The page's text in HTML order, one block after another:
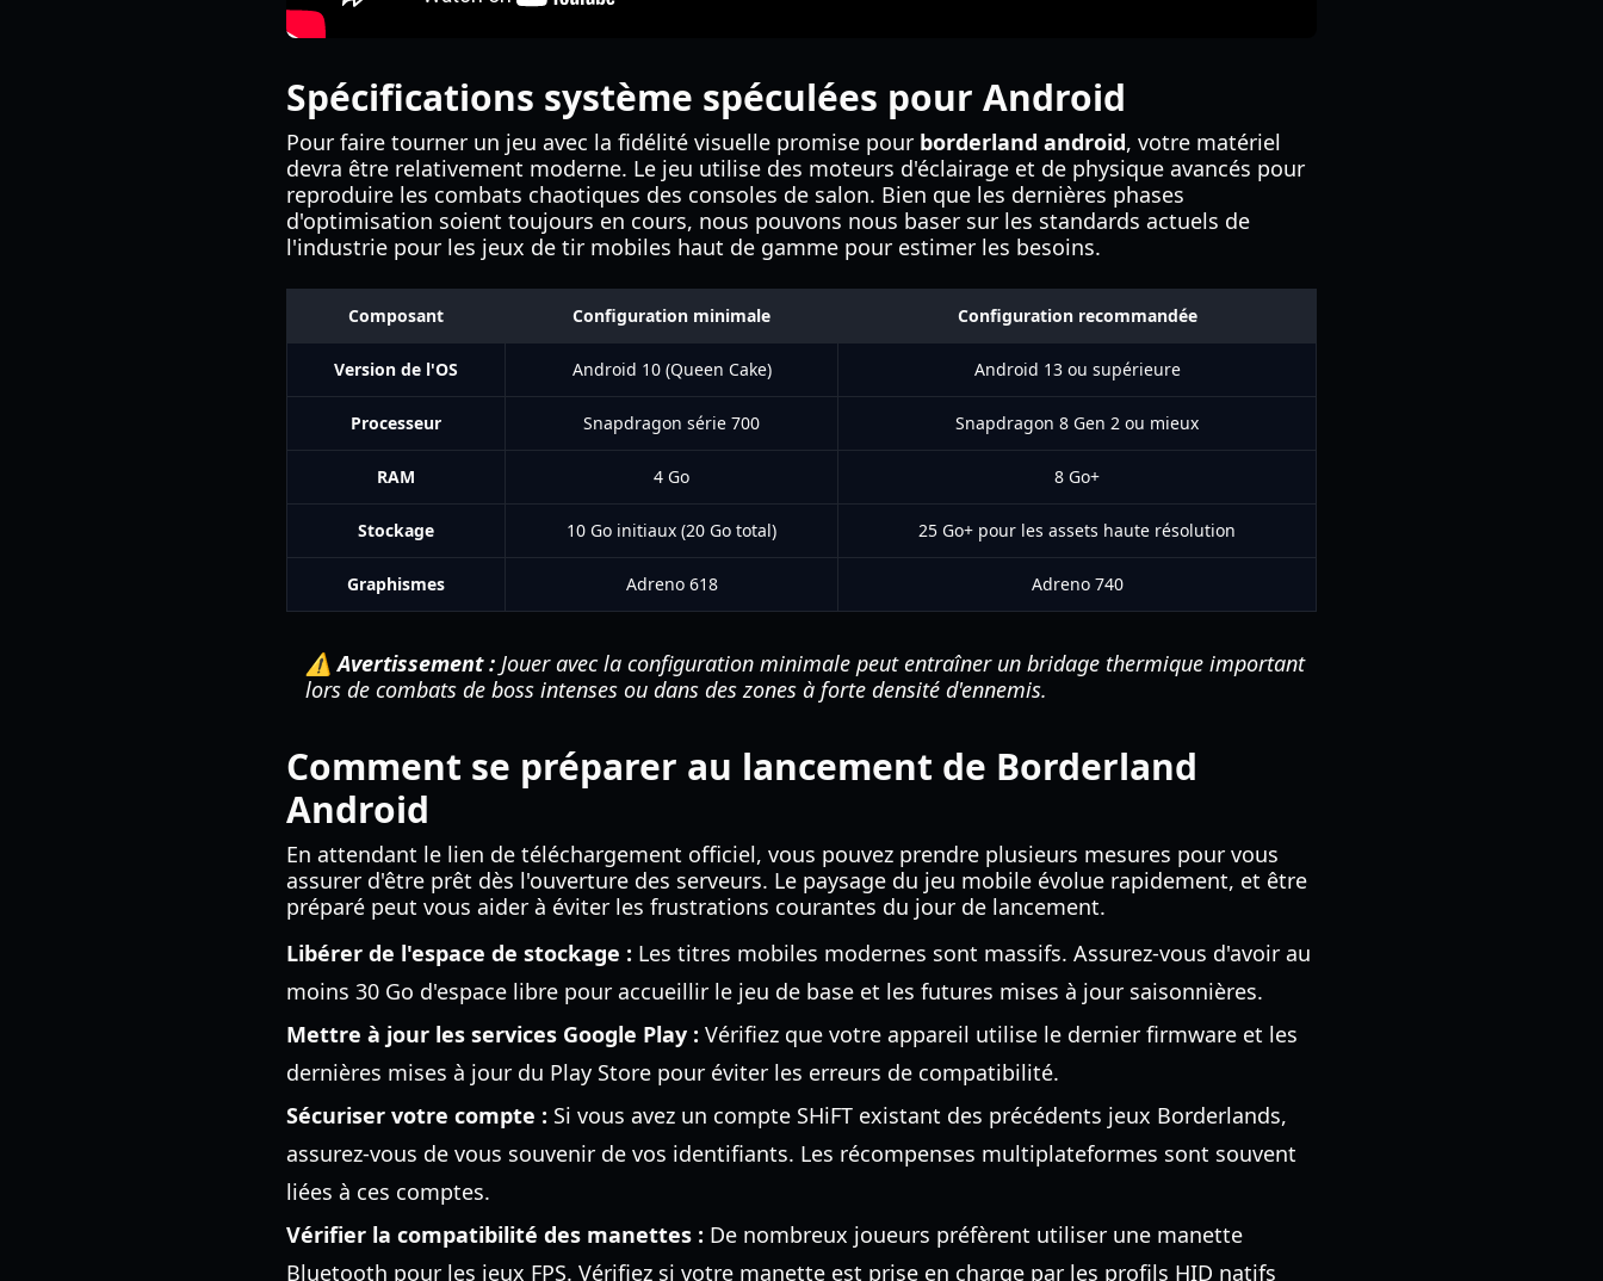
Spécifications système spéculées pour Android
Pour faire tourner un jeu avec la fidélité visuelle promise pour borderland android, votre matériel
devra être relativement moderne. Le jeu utilise des moteurs d'éclairage et de physique avancés pour
reproduire les combats chaotiques des consoles de salon. Bien que les dernières phases
d'optimisation soient toujours en cours, nous pouvons nous baser sur les standards actuels de
l'industrie pour les jeux de tir mobiles haut de gamme pour estimer les besoins.
Composant Configuration minimale Configuration recommandée
Version de l'OS Android 10 (Queen Cake) Android 13 ou supérieure
Processeur Snapdragon série 700 Snapdragon 8 Gen 2 ou mieux
RAM 4 Go 8 Go+
Stockage 10 Go initiaux (20 Go total) 25 Go+ pour les assets haute résolution
Graphismes Adreno 618 Adreno 740
⚠️ Avertissement : Jouer avec la configuration minimale peut entraîner un bridage thermique important
lors de combats de boss intenses ou dans des zones à forte densité d'ennemis.
Comment se préparer au lancement de Borderland
Android
En attendant le lien de téléchargement officiel, vous pouvez prendre plusieurs mesures pour vous
assurer d'être prêt dès l'ouverture des serveurs. Le paysage du jeu mobile évolue rapidement, et être
préparé peut vous aider à éviter les frustrations courantes du jour de lancement.
Libérer de l'espace de stockage : Les titres mobiles modernes sont massifs. Assurez-vous d'avoir au
moins 30 Go d'espace libre pour accueillir le jeu de base et les futures mises à jour saisonnières.
Mettre à jour les services Google Play : Vérifiez que votre appareil utilise le dernier firmware et les
dernières mises à jour du Play Store pour éviter les erreurs de compatibilité.
Sécuriser votre compte : Si vous avez un compte SHiFT existant des précédents jeux Borderlands,
assurez-vous de vous souvenir de vos identifiants. Les récompenses multiplateformes sont souvent
liées à ces comptes.
Vérifier la compatibilité des manettes : De nombreux joueurs préfèrent utiliser une manette
Bluetooth pour les jeux FPS. Vérifiez si votre manette est prise en charge par les profils HID natifs